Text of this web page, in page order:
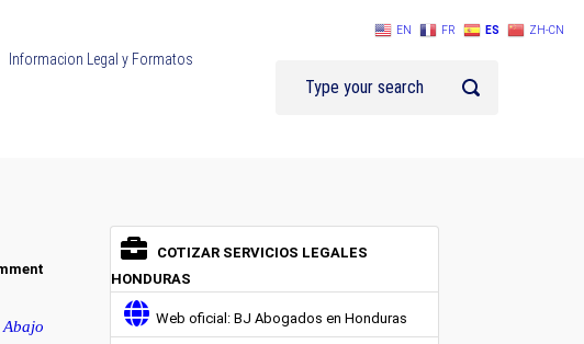
Informacion Legal y Formatos
Abajo
COTIZAR SERVICIOS LEGALES
HONDURAS
Web oficial: BJ Abogados en Honduras
EN FR ES ZH-CN